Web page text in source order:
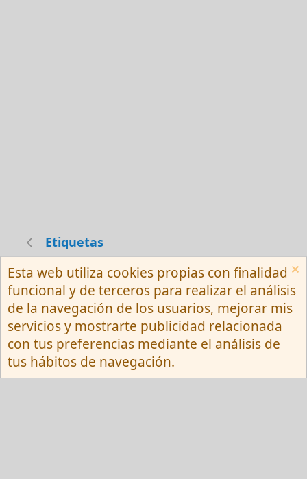
Etiquetas
Español (Neutro) Tu
Contactarnos
Términos y reglas
Privacy policy
Ayuda
R
S
S
Community platform by XenForo ® © 2010-
2026 XenForo Ltd.
Esta web utiliza cookies propias con finalidad
funcional y de terceros para realizar el análisis
de la navegación de los usuarios, mejorar mis
servicios y mostrarte publicidad relacionada
con tus preferencias mediante el análisis de
tus hábitos de navegación.